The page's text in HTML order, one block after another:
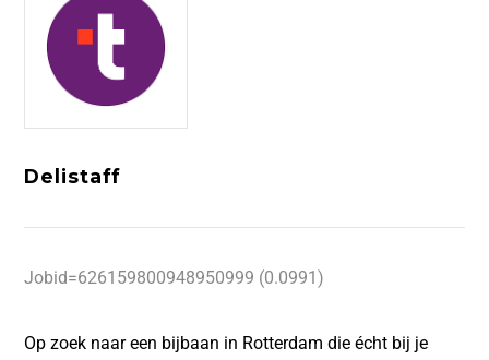
Delistaff
Jobid=626159800948950999 (0.0991)
Op zoek naar een bijbaan in Rotterdam die écht bij je